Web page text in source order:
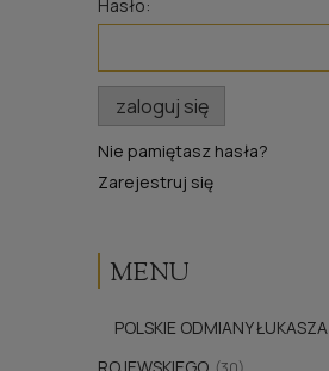
Hasło:
zaloguj się
Nie pamiętasz hasła?
Zarejestruj się
MENU
POLSKIE ODMIANY ŁUKASZA